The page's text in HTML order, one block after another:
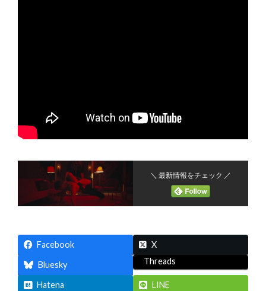
＼ 最新情報をチェック ／
Facebook
X
Bluesky
Threads
Hatena
LINE